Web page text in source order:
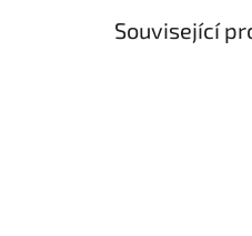
Související